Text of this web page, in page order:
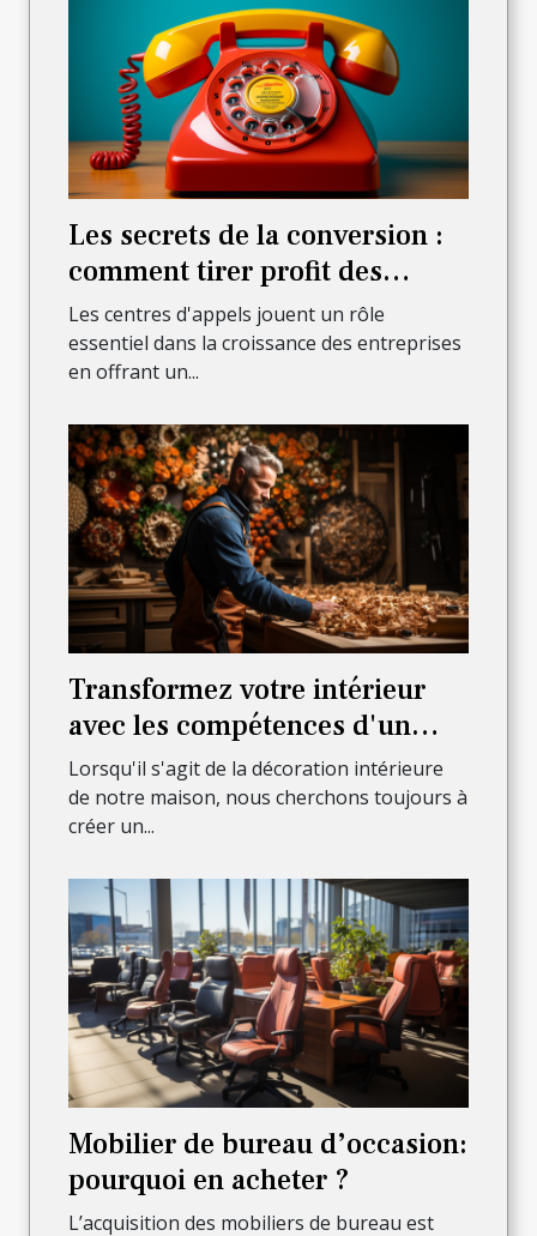
Les secrets de la conversion :
comment tirer profit des
appels entrants pour stimuler
vos ventes ?
Les centres d'appels jouent un rôle
essentiel dans la croissance des entreprises
en offrant un...
Transformez votre intérieur
avec les compétences d'un
menuisier professionnel
Lorsqu'il s'agit de la décoration intérieure
de notre maison, nous cherchons toujours à
créer un...
Mobilier de bureau d’occasion:
pourquoi en acheter ?
L’acquisition des mobiliers de bureau est